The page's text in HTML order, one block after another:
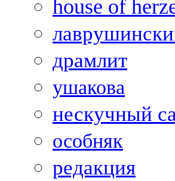
house of
драмлит
ушакова
нескучный
особняк
редакция